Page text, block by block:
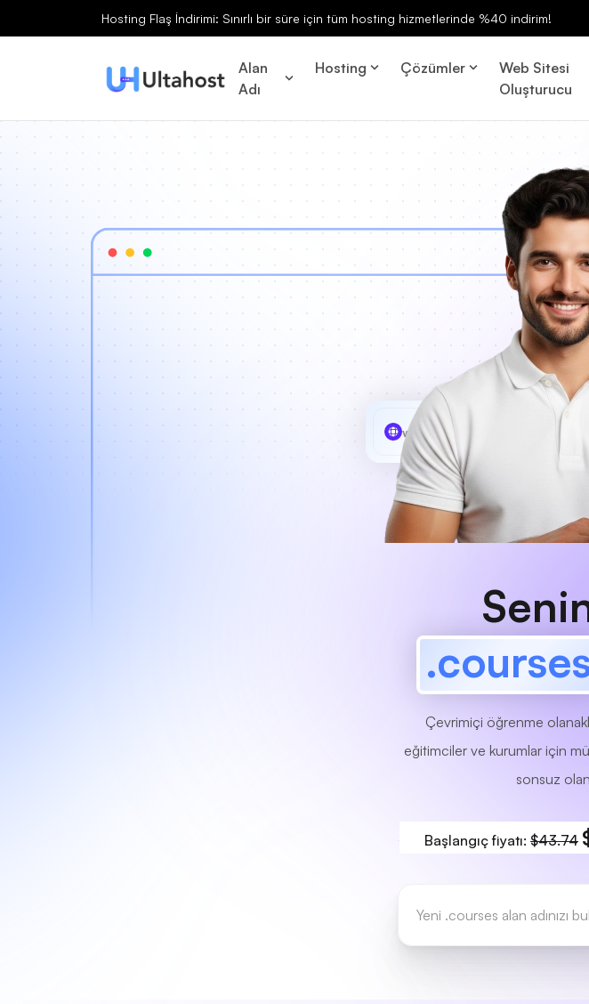
Hosting Flaş İndirimi: Sınırlı bir süre için tüm hosting hizmetlerinde %40 indirim!
Alan
Adı
Hosting Çözümler
Web Sitesi
Oluşturucu
www MyCafe
Çevrimiçi öğrenme
eğitimciler ve kurumlar için
sonsuz
Başlangıç fiyatı: $43.74